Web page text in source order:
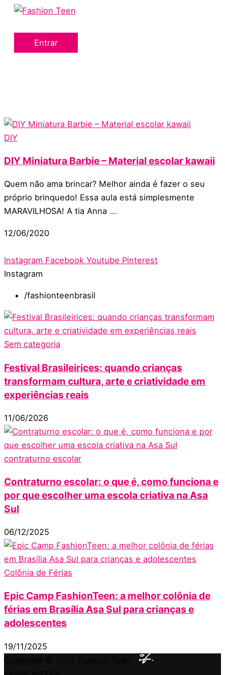
conteúdo
principal
Entrar
DIY
DIY Miniatura Barbie – Material escolar kawaii
Quem não ama brincar? Melhor ainda é fazer o seu
próprio brinquedo! Essa aula está simplesmente
MARAVILHOSA! A tia Anna ...
12/06/2020
Instagram Facebook Youtube Pinterest
Instagram
/fashionteenbrasil
Sem categoria
Festival Brasileirices: quando crianças
transformam cultura, arte e criatividade em
experiências reais
11/06/2026
contraturno escolar
Contraturno escolar: o que é, como funciona e
por que escolher uma escola criativa na Asa
Sul
06/12/2025
Colônia de Férias
Epic Camp FashionTeen: a melhor colônia de
férias em Brasília Asa Sul para crianças e
adolescentes
19/11/2025